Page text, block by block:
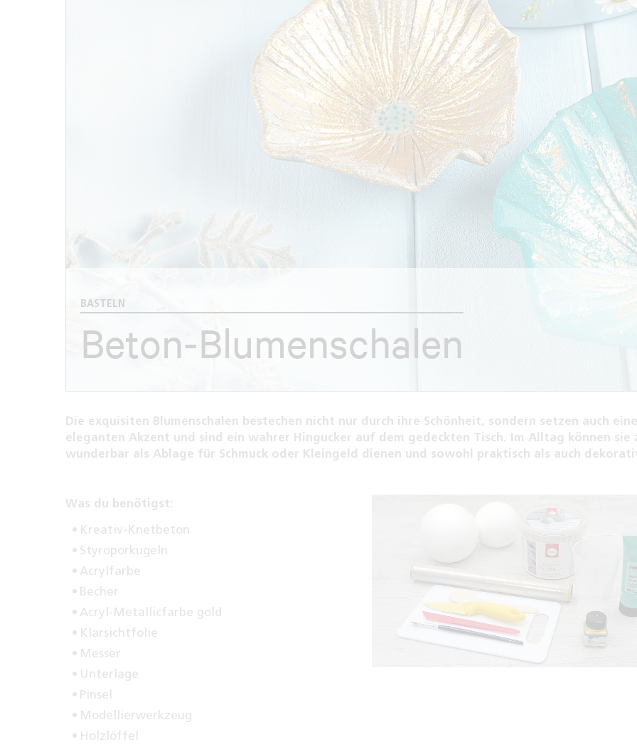
BASTELN
Beton-Blumenschalen
Die exquisiten Blumenschalen bestechen nicht nur durch ihre Schönheit, sondern setzen auch
eleganten Akzent und sind ein wahrer Hingucker auf dem gedeckten Tisch. Im Alltag können sie
wunderbar als Ablage für Schmuck oder Kleingeld dienen und sowohl praktisch als auch
Was du benötigst:
Kreativ-Knetbeton
Styroporkugeln
Acrylfarbe
Becher
Acryl-Metallicfarbe gold
Klarsichtfolie
Messer
Unterlage
Pinsel
Modellierwerkzeug
Holzlöffel